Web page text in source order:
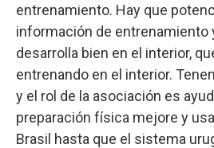
entrenamiento. Hay que
información de entrenamiento
desarrolla bien en el interior,
entrenando en el interior.
y el rol de la asociación es
preparación física mejore y
Brasil hasta que el sistema